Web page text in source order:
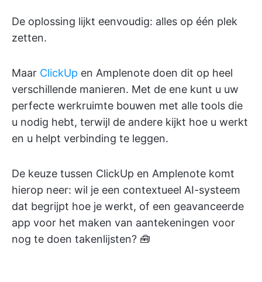
De oplossing lijkt eenvoudig: alles op één plek
zetten.
Maar ClickUp en Amplenote doen dit op heel
verschillende manieren. Met de ene kunt u uw
perfecte werkruimte bouwen met alle tools die
u nodig hebt, terwijl de andere kijkt hoe u werkt
en u helpt verbinding te leggen.
De keuze tussen ClickUp en Amplenote komt
hierop neer: wil je een contextueel AI-systeem
dat begrijpt hoe je werkt, of een geavanceerde
app voor het maken van aantekeningen voor
nog te doen takenlijsten? 🧰